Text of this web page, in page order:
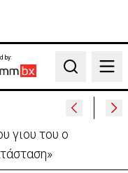
by:
Search
γιου του ο